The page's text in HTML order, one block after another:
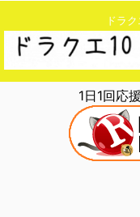
ドラ
1日1回応